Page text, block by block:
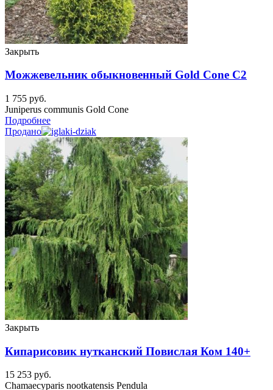
Закрыть
Можжевельник обыкновенный Gold Cone C2
1 755 руб.
Juniperus communis Gold Cone
Подробнее
Продано
Закрыть
Кипарисовик нутканский Повислая Ком 140+
15 253 руб.
Chamaecyparis nootkatensis Pendula